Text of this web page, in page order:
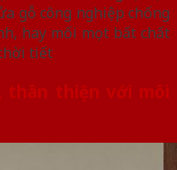
gỗ công nghiệp chống
hay mối mọt bất chất
tiết
thân thiện với môi